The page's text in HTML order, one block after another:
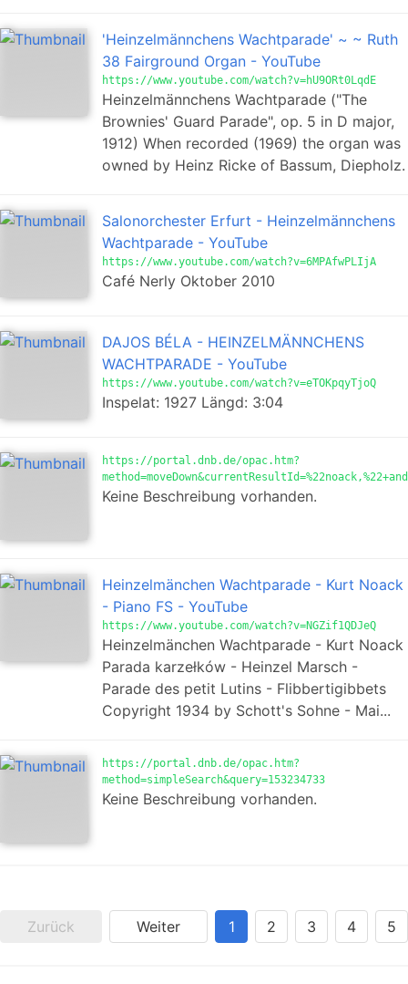
'Heinzelmännchens Wachtparade' ~ ~ Ruth
38 Fairground Organ - YouTube
https://www.youtube.com/watch?v=hU9ORt0LqdE
Heinzelmännchens Wachtparade ("The
Brownies' Guard Parade", op. 5 in D major,
1912) When recorded (1969) the organ was
owned by Heinz Ricke of Bassum, Diepholz.
Salonorchester Erfurt - Heinzelmännchens
Wachtparade - YouTube
https://www.youtube.com/watch?v=6MPAfwPLIjA
Café Nerly Oktober 2010
DAJOS BÉLA - HEINZELMÄNNCHENS
WACHTPARADE - YouTube
https://www.youtube.com/watch?v=eTOKpqyTjoQ
Inspelat: 1927 Längd: 3:04
https://portal.dnb.de/opac.htm?
Keine Beschreibung vorhanden.
Heinzelmänchen Wachtparade - Kurt Noack
- Piano FS - YouTube
https://www.youtube.com/watch?v=NGZif1QDJeQ
Heinzelmänchen Wachtparade - Kurt Noack
Parada karzełków - Heinzel Marsch -
Parade des petit Lutins - Flibbertigibbets
Copyright 1934 by Schott's Sohne - Mai...
https://portal.dnb.de/opac.htm?
method=simpleSearch&query=153234733
Keine Beschreibung vorhanden.
Zurück Weiter 1 2 3 4 5